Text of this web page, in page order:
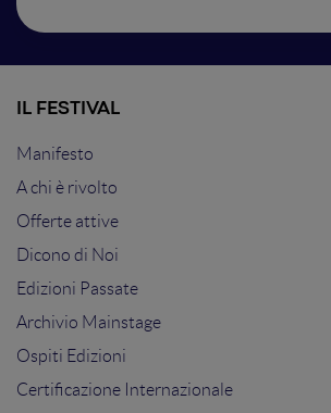
IL FESTIVAL
Manifesto
A chi è rivolto
Offerte attive
Dicono di Noi
Edizioni Passate
Archivio Mainstage
Ospiti Edizioni
Certificazione Internazionale